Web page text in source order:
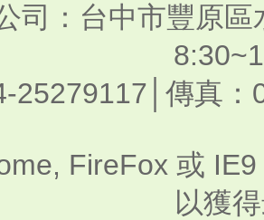
司：台中市豐原
25279117│傳真
FireFox 或
以獲